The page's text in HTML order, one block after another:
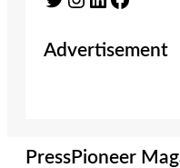
Advertisement
PressPioneer